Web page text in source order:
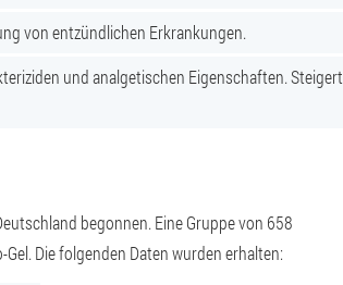
von entzündlichen Erkrankungen.
und analgetischen Eigenschaften. Steigert
begonnen. Eine Gruppe von 658
Die folgenden Daten wurden erhalten: